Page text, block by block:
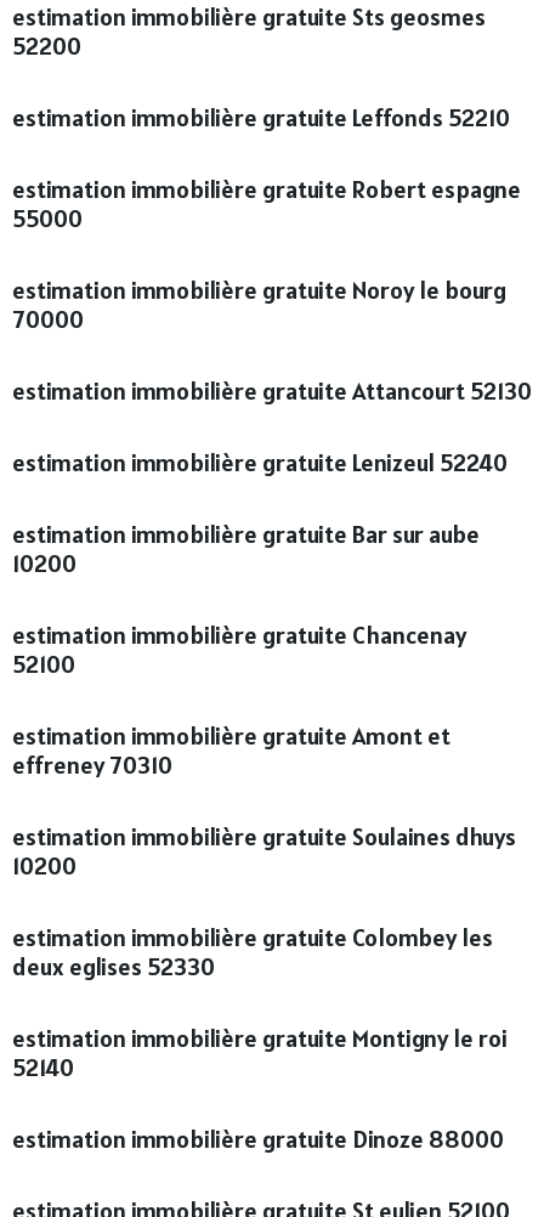
estimation immobilière gratuite Sts geosmes
52200
estimation immobilière gratuite Leffonds 52210
estimation immobilière gratuite Robert espagne
55000
estimation immobilière gratuite Noroy le bourg
70000
estimation immobilière gratuite Attancourt 52130
estimation immobilière gratuite Lenizeul 52240
estimation immobilière gratuite Bar sur aube
10200
estimation immobilière gratuite Chancenay
52100
estimation immobilière gratuite Amont et
effreney 70310
estimation immobilière gratuite Soulaines dhuys
10200
estimation immobilière gratuite Colombey les
deux eglises 52330
estimation immobilière gratuite Montigny le roi
52140
estimation immobilière gratuite Dinoze 88000